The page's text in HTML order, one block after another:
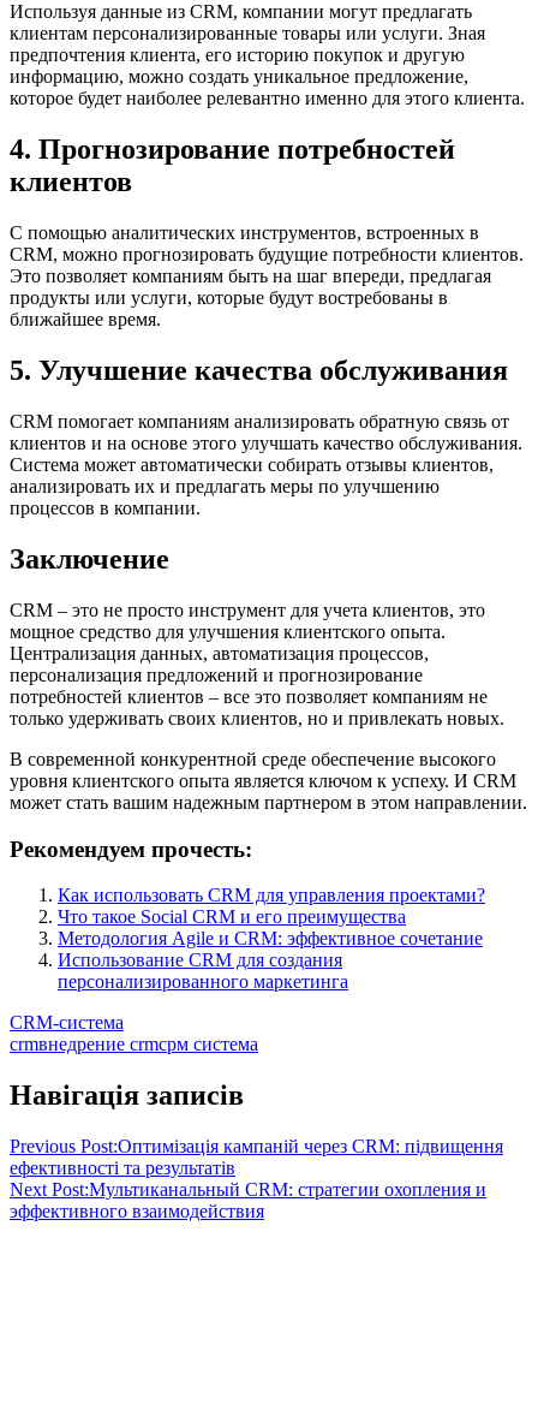
Используя данные из CRM, компании могут предлагать
клиентам персонализированные товары или услуги. Зная
предпочтения клиента, его историю покупок и другую
информацию, можно создать уникальное предложение,
которое будет наиболее релевантно именно для этого клиента.
4. Прогнозирование потребностей
клиентов
С помощью аналитических инструментов, встроенных в
CRM, можно прогнозировать будущие потребности клиентов.
Это позволяет компаниям быть на шаг впереди, предлагая
продукты или услуги, которые будут востребованы в
ближайшее время.
5. Улучшение качества обслуживания
CRM помогает компаниям анализировать обратную связь от
клиентов и на основе этого улучшать качество обслуживания.
Система может автоматически собирать отзывы клиентов,
анализировать их и предлагать меры по улучшению
процессов в компании.
Заключение
CRM – это не просто инструмент для учета клиентов, это
мощное средство для улучшения клиентского опыта.
Централизация данных, автоматизация процессов,
персонализация предложений и прогнозирование
потребностей клиентов – все это позволяет компаниям не
только удерживать своих клиентов, но и привлекать новых.
В современной конкурентной среде обеспечение высокого
уровня клиентского опыта является ключом к успеху. И CRM
может стать вашим надежным партнером в этом направлении.
Рекомендуем прочесть:
Как использовать CRM для управления проектами?
Что такое Social CRM и его преимущества
Методология Agile и CRM: эффективное сочетание
Использование CRM для создания
персонализированного маркетинга
CRM-система
crmвнедрение crmсрм система
Навігація записів
Previous Post:Оптимізація кампаній через CRM: підвищення
ефективності та результатів
Next Post:Мультиканальный CRM: стратегии охопления и
эффективного взаимодействия